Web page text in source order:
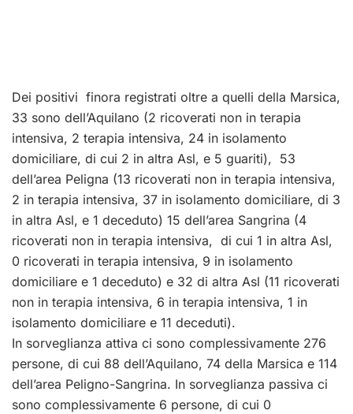
Dei positivi finora registrati oltre a quelli della Marsica,
33 sono dell’Aquilano (2 ricoverati non in terapia
intensiva, 2 terapia intensiva, 24 in isolamento
domiciliare, di cui 2 in altra Asl, e 5 guariti), 53
dell’area Peligna (13 ricoverati non in terapia intensiva,
2 in terapia intensiva, 37 in isolamento domiciliare, di 3
in altra Asl, e 1 deceduto) 15 dell’area Sangrina (4
ricoverati non in terapia intensiva, di cui 1 in altra Asl,
0 ricoverati in terapia intensiva, 9 in isolamento
domiciliare e 1 deceduto) e 32 di altra Asl (11 ricoverati
non in terapia intensiva, 6 in terapia intensiva, 1 in
isolamento domiciliare e 11 deceduti).
In sorveglianza attiva ci sono complessivamente 276
persone, di cui 88 dell’Aquilano, 74 della Marsica e 114
dell’area Peligno-Sangrina. In sorveglianza passiva ci
sono complessivamente 6 persone, di cui 0